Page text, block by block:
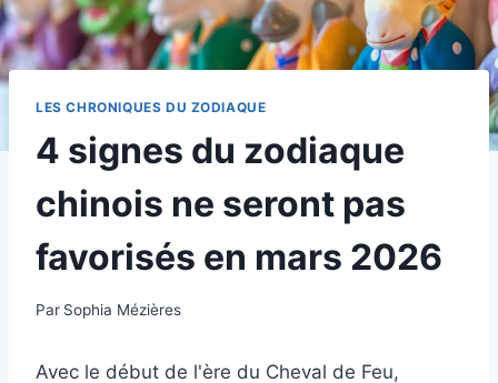
LES CHRONIQUES DU ZODIAQUE
4 signes du zodiaque
chinois ne seront pas
favorisés en mars 2026
Par Sophia Mézières
Avec le début de l'ère du Cheval de Feu,